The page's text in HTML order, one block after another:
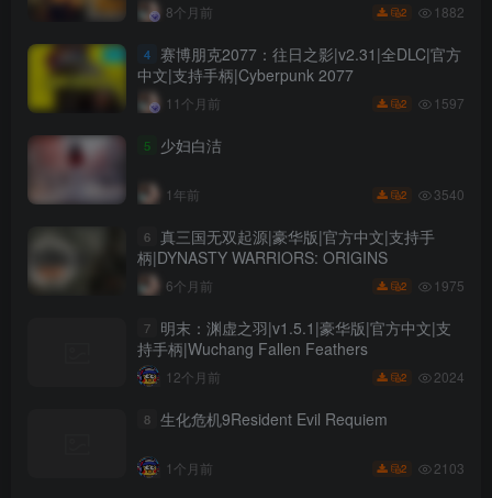
8个月前 2 1882
4 赛博朋克2077：往日之影|v2.31|全DLC|官方
中文|支持手柄|Cyberpunk 2077
11个月前 2 1597
5 少妇白洁
1年前 2 3540
6 真三国无双起源|豪华版|官方中文|支持手
柄|DYNASTY WARRIORS: ORIGINS
6个月前 2 1975
7
明末：渊虚之羽|v1.5.1|豪华版|官方中文|支
持手柄|Wuchang Fallen Feathers
12个月前 2 2024
8 生化危机9Resident Evil Requiem
1个月前 2 2103